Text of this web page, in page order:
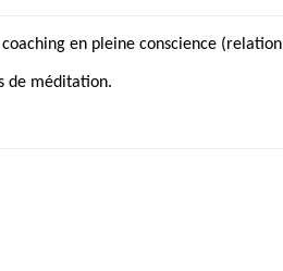
en pleine conscience (relation
de méditation.